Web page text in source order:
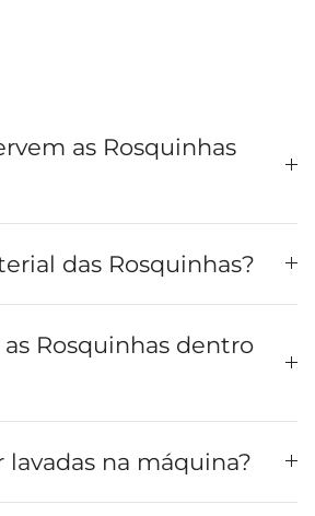
as Rosquinhas
das Rosquinhas?
as Rosquinhas dentro
lavadas na máquina?